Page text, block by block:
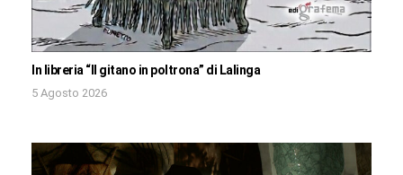
In libreria “Il gitano in poltrona” di Lalinga
5 Agosto 2026